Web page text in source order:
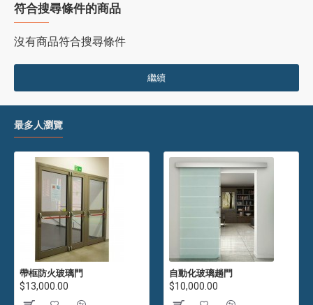
符合搜尋條件的商品
沒有商品符合搜尋條件
繼續
最多人瀏覽
帶框防火玻璃門
$13,000.00
自動化玻璃趟門
$10,000.00